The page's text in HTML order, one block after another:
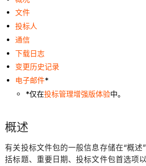
文件
投标人
通信
下载日志
变更历史记录
电子邮件*
*仅在投标管理增强版体验中。
概述
有关投标文件包的一般信息存储在“概述
括标题、重要日期、投标文件包首选项